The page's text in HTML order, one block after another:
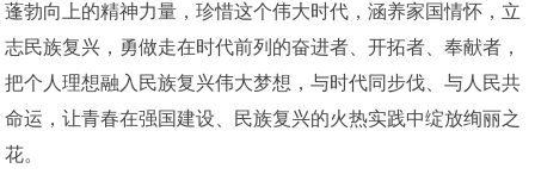
蓬勃向上的精神力量，珍惜这个伟大时代，涵养家国情怀，立
志民族复兴，勇做走在时代前列的奋进者、开拓者、奉献者，
把个人理想融入民族复兴伟大梦想，与时代同步伐、与人民共
命运，让青春在强国建设、民族复兴的火热实践中绽放绚丽之
花。